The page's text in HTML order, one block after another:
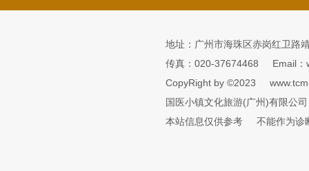
地址：广州市海珠区赤岗红卫路
传真：020-37674468
Email
CopyRight by ©2023
国医小镇文化旅游(广州)有限公司
本站信息仅供参考
不能作为诊